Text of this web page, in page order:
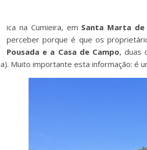
ica na Cumieira, em Santa Marta de
perceber porque é que os
Pousada e a Casa de Campo, duas
Muito importante esta informação: é